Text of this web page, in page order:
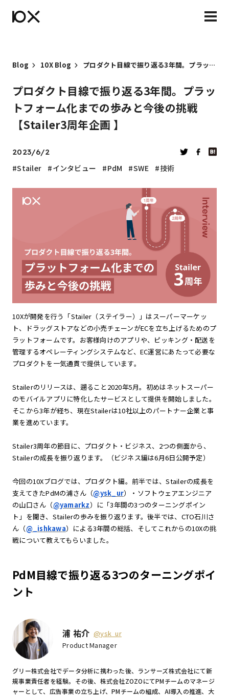
Blog 10X Blog プロダクト目線で振り返る3年間。プラットフォーム化までの歩みと今後の挑戦【Stailer3周年企画 】
プロダクト目線で振り返る3年間。プラッ
トフォーム化までの歩みと今後の挑戦
【Stailer3周年企画 】
2023/6/2
Stailer インタビュー PdM SWE 技術
10Xが開発を行う「Stailer（ステイラー）」はスーパーマーケッ
ト、ドラッグストアなどの小売チェーンがECを立ち上げるためのプ
ラットフォームです。お客様向けのアプリや、ピッキング・配送を
管理するオペレーティングシステムなど、EC運営にあたって必要な
プロダクトを一気通貫で提供しています。
Stailerのリリースは、遡ること2020年5月。初めはネットスーパー
のモバイルアプリに特化したサービスとして提供を開始しました。
そこから3年が経ち、現在Stailerは10社以上のパートナー企業と事
業を進めています。
Stailer3周年の節目に、プロダクト・ビジネス、2つの側面から、
Stailerの成長を振り返ります。（ビジネス編は6月6日公開予定）
今回の10Xブログでは、プロダクト編。前半では、Stailerの成長を
支えてきたPdMの浦さん（@ysk_ur）・ソフトウェアエンジニア
の山口さん（@yamarkz）に「3年間の3つのターニングポイン
ト」を聞き、Stailerの歩みを振り返ります。後半では、CTO石川さ
ん（@_ishkawa）による3年間の総括、そしてこれからの10Xの挑
戦について教えてもらいました。
PdM目線で振り返る3つのターニングポイ
ント
浦 祐介 @ysk_ur
Product Manager
グリー株式会社でデータ分析に携わった後、ランサーズ株式会社にて新
規事業責任者を経験。その後、株式会社ZOZOにてPMチームのマネージ
ャーとして、広告事業の立ち上げ、PMチームの組成、AI導入の推進、大